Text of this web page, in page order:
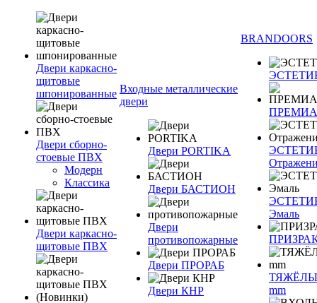
Двери каркасно-
щитовые
шпонированные
Двери сборно-
стоевые ПВХ
Модерн
Классика
Двери каркасно-
щитовые ПВХ
Входные металлические
двери
Двери PORTIKA
Двери БАСТИОН
Двери
противопожарные
Двери ПРОРАБ
Двери КНР
BRANDOORS
Эмаль
mm